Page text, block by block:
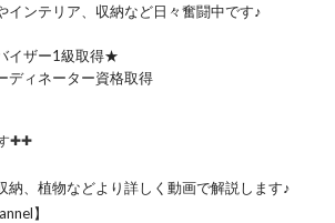
インテリア、収納など日々奮闘中です♪
イザー1級取得★
ディネーター資格取得
✚✚
納、植物などより詳しく動画で解説します♪
】